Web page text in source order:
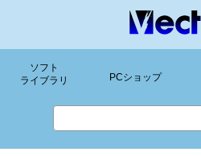
ソフト
ライブラリ
PCショップ